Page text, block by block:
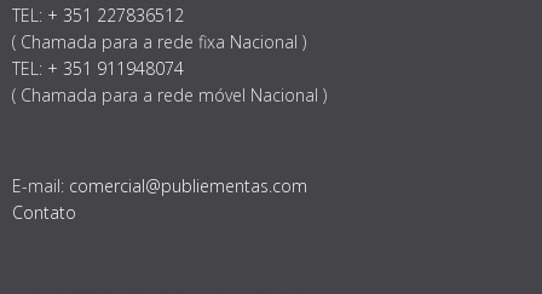
TEL: + 351 227836512
( Chamada para a rede fixa Nacional )
TEL: + 351 911948074
( Chamada para a rede móvel Nacional )
E-mail: comercial@publiementas.com
Contato